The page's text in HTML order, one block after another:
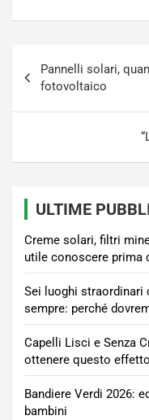
articoli
Pannelli solari,
fotovoltaico
ULTIME
Creme solari, filtri
utile conoscere prima
Sei luoghi straordinari
sempre: perché
Capelli Lisci e Senza
ottenere questo effetto
Bandiere Verdi 2026:
bambini